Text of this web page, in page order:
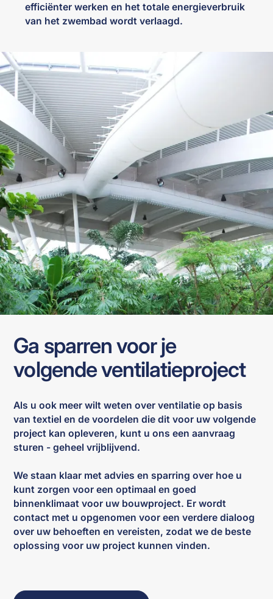
efficiënter werken en het totale energieverbruik
van het zwembad wordt verlaagd.
Ga sparren voor je
volgende ventilatieproject
Als u ook meer wilt weten over ventilatie op basis
van textiel en de voordelen die dit voor uw volgende
project kan opleveren, kunt u ons een aanvraag
sturen - geheel vrijblijvend.
We staan klaar met advies en sparring over hoe u
kunt zorgen voor een optimaal en goed
binnenklimaat voor uw bouwproject. Er wordt
contact met u opgenomen voor een verdere dialoog
over uw behoeften en vereisten, zodat we de beste
oplossing voor uw project kunnen vinden.